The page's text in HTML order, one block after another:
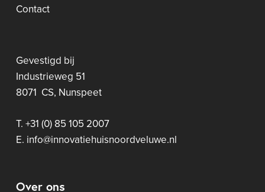
Contact
Gevestigd bij
Industrieweg 51
8071 CS, Nunspeet
T. +31 (0) 85 105 2007
E. info@innovatiehuisnoordveluwe.nl
Over ons